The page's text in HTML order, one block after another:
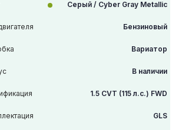
Серый / Cyber Gray Metallic
Бензиновый
Вариатор
В наличии
1.5 CVT (115 л.с.) FWD
GLS